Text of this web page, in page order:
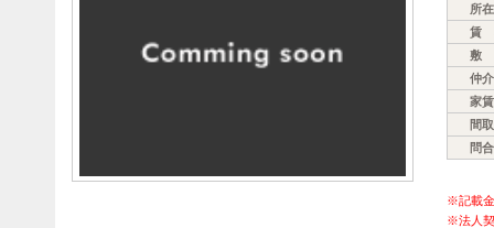
所
賃
敷
仲
家
間
問
※記載
※法人契